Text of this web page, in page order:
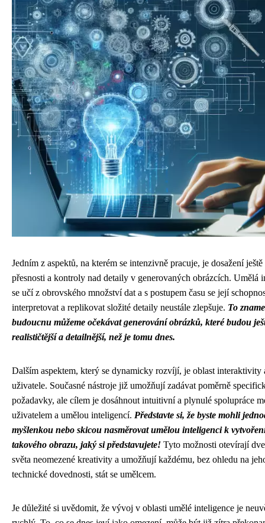
Jedním z aspektů, na kterém se intenzivně pracuje, je dosažení ještě
přesnosti a kontroly nad detaily v generovaných obrázcích. Umělá
se učí z obrovského množství dat a s postupem času se její
interpretovat a replikovat složité detaily neustále zlepšuje. To
budoucnu můžeme očekávat generování obrázků, které budou
realističtější a detailnější, než je tomu dnes.
Dalším aspektem, který se dynamicky rozvíjí, je oblast interaktivity
uživatele. Současné nástroje již umožňují zadávat poměrně
požadavky, ale cílem je dosáhnout intuitivní a plynulé spolupráce
uživatelem a umělou inteligencí. Představte si, že byste mohli
myšlenkou nebo skicou nasměrovat umělou inteligenci k
takového obrazu, jaký si představujete! Tyto možnosti otevírají
světa neomezené kreativity a umožňují každému, bez ohledu na
technické dovednosti, stát se umělcem.
Je důležité si uvědomit, že vývoj v oblasti umělé inteligence je